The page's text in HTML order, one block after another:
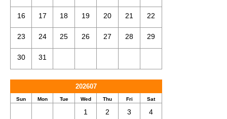
16 17 18 19 20 21 22
23 24 25 26 27 28 29
30 31
202607
Sun Mon Tue Wed Thu Fri Sat
1 2 3 4